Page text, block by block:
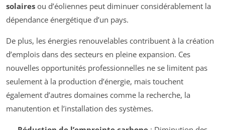
solaires ou d’éoliennes peut diminuer considérablement la
dépendance énergétique d’un pays.
De plus, les énergies renouvelables contribuent à la création
d’emplois dans des secteurs en pleine expansion. Ces
nouvelles opportunités professionnelles ne se limitent pas
seulement à la production d’énergie, mais touchent
également d’autres domaines comme la recherche, la
manutention et l’installation des systèmes.